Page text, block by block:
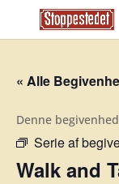
« Alle
Denne
Serie af
Walk and